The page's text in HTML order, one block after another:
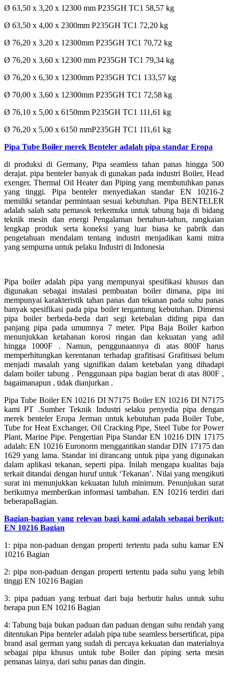
Ø 63,50 x 3,20 x 12300 mm P235GH TC1 58,57 kg
Ø 63,50 x 4,00 x 2300mm P235GH TC1 72,20 kg
Ø 76,20 x 3,20 x 12300mm P235GH TC1 70,72 kg
Ø 76,20 x 3,60 x 12300 mm P235GH TC1 79,34 kg
Ø 76,20 x 6,30 x 12300mm P235GH TC1 133,57 kg
Ø 70,00 x 3,60 x 12300mm P235GH TC1 72,58 kg
Ø 76,10 x 5,00 x 6150mm P235GH TC1 111,61 kg
Ø 76,20 x 5,00 x 6150 mmP235GH TC1 111,61 kg
Pipa Tube Boiler merek Benteler adalah pipa standar Eropa
di produksi di Germany, Pipa seamless tahan panas hingga 500
derajat. pipa benteler banyak di gunakan pada industri Boiler, Head
exenger, Thermal Oil Heater dan Piping yang membutuhkan panas
yang tinggi. Pipa benteler menyediakan standar EN 10216-2
memiliki setandar permintaan sesuai kebutuhan. Pipa BENTELER
adalah salah satu pemasok terkemuka untuk tabung baja di bidang
teknik mesin dan energi Pengalaman bertahun-tahun, rangkaian
lengkap produk serta koneksi yang luar biasa ke pabrik dan
pengetahuan mendalam tentang industri menjadikan kami mitra
yang sempurna untuk pelaku Industri di Indonesia
Pipa boiler adalah pipa yang mempunyai spesifikasi khusus dan
digunakan sebagai instalasi pembuatan boiler dimana, pipa ini
mempunyai karakteristik tahan panas dan tekanan pada suhu panas
banyak spesifikasi pada pipa boiler tergantung kebutuhan. Dimensi
pipa boiler berbeda-beda dari segi ketebalan diding pipa dan
panjang pipa pada umumnya 7 meter. Pipa Baja Boiler karbon
menunjukkan ketahanan korosi ringan dan kekuatan yang adil
hingga 1000F . Namun, penggunaannya di atas 800F harus
memperhitungkan kerentanan terhadap grafitisasi Grafitisasi belum
menjadi masalah yang signifikan dalam ketebalan yang dihadapi
dalam boiler tabung . Penggunaan pipa bagian berat di atas 800F ,
bagaimanapun , tidak dianjurkan .
Pipa Tube Boiler EN 10216 DI N7175 Boiler EN 10216 DI N7175
kami PT .Sumber Teknik Industri selaku penyedia pipa dengan
merek benteler Eropa Jerman untuk kebutuhan pada Boiler Tube,
Tube for Heat Exchanger, Oil Cracking Pipe, Steel Tube for Power
Plant, Marine Pipe. Pengertian Pipa Standar EN 10216 DIN 17175
adalah: EN 10216 Euronorm menggantikan standar DIN 17175 dan
1629 yang lama. Standar ini dirancang untuk pipa yang digunakan
dalam aplikasi tekanan, seperti pipa. Inilah mengapa kualitas baja
terkait ditandai dengan huruf untuk ‘Tekanan’. Nilai yang mengikuti
surat ini menunjukkan kekuatan luluh minimum. Penunjukan surat
berikutnya memberikan informasi tambahan. EN 10216 terdiri dari
beberapaBagian.
Bagian-bagian yang relevan bagi kami adalah sebagai berikut:
EN 10216 Bagian
1: pipa non-paduan dengan properti tertentu pada suhu kamar EN
10216 Bagian
2: pipa non-paduan dengan properti tertentu pada suhu yang lebih
tinggi EN 10216 Bagian
3: pipa paduan yang terbuat dari baja berbutir halus untuk suhu
berapa pun EN 10216 Bagian
4: Tabung baja bukan paduan dan paduan dengan suhu rendah yang
ditentukan Pipa benteler adalah pipa tube seamless bersertificat, pipa
brand asal german yang sudah di percaya kekuatan dan materialnya
sebagai pipa khusus untuk tube Boiler dan piping serta mesin
pemanas lainya, dari suhu panas dan dingin.